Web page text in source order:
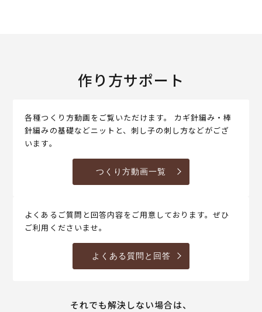
作り方サポート
各種つくり方動画をご覧いただけます。 カギ針編み・棒
針編みの基礎などニットと、刺し子の刺し方などがござ
います。
つくり方動画一覧
よくあるご質問と回答内容をご用意しております。ぜひ
ご利用くださいませ。
よくある質問と回答
それでも解決しない場合は、